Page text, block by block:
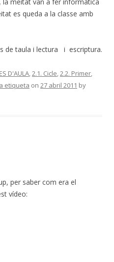
es queda a la classe amb
de taula i lectura i escriptura.
D'AULA,2.1. Cicle,2.2. Primer,
etiqueta on 27 abril 2011 by
per saber com era el
vídeo: